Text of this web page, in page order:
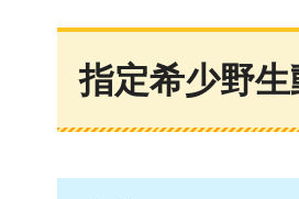
指定希少野生